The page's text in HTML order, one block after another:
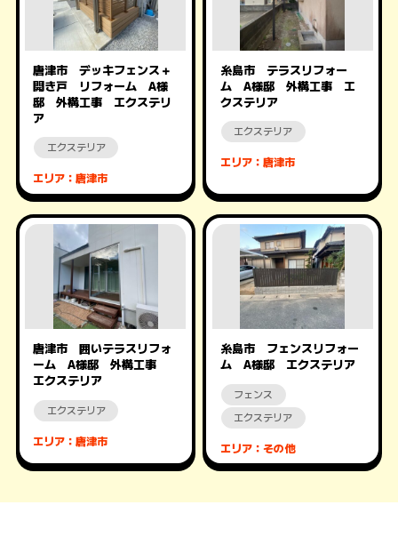
唐津市 デッキフェンス＋
開き戸 リフォーム A様
邸 外構工事 エクステリ
ア
エクステリア
エリア：唐津市
糸島市 テラスリフォー
ム A様邸 外構工事 エ
クステリア
エクステリア
エリア：唐津市
唐津市 囲いテラスリフォ
ーム A様邸 外構工事
エクステリア
エクステリア
エリア：唐津市
糸島市 フェンスリフォー
ム A様邸 エクステリア
フェンス
エクステリア
エリア：その他